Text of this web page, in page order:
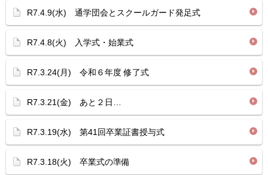
R7.4.9(水) 通学団会とスクールガード発足式
R7.4.8(火) 入学式・始業式
R7.3.24(月) 令和６年度 修了式
R7.3.21(金) あと２日…
R7.3.19(水) 第41回卒業証書授与式
R7.3.18(火) 卒業式の準備